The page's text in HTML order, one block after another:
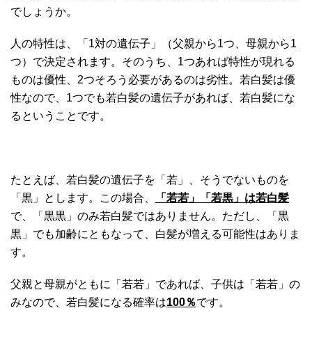
でしょうか。
人の特性は、「1対の遺伝子」（父親から1つ、母親から1
つ）で決定されます。そのうち、1つあれば特性が現れる
ものは優性、2つそろう必要があるのは劣性。若白髪は優
性なので、1つでも若白髪の遺伝子があれば、若白髪にな
るということです。
たとえば、若白髪の遺伝子を「若」、そうでないものを
「黒」とします。この場合、
「若若」「若黒」は若白髪
で、「黒黒」のみ若白髪ではありません。ただし、「黒
黒」でも加齢にともなって、白髪が増える可能性はありま
す。
父親と母親がともに「若若」であれば、子供は「若若」の
みなので、若白髪になる確率は100％です。